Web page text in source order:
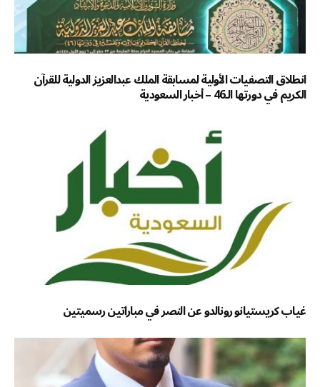
انطلاق التصفيات الأولية لمسابقة الملك عبدالعزيز الدولية للقرآن
الكريم في دورتها الـ46 – أخبار السعودية
غياب كريستيانو رونالدو عن النصر في مباراتين رسميتين